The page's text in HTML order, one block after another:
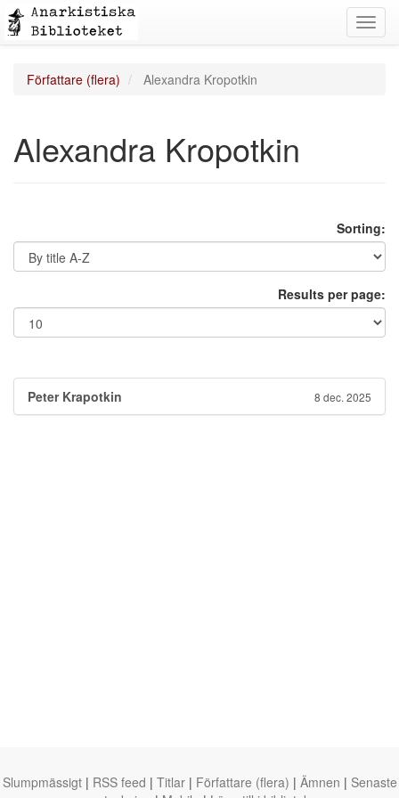
Författare (flera) Alexandra Kropotkin
Alexandra Kropotkin
Sorting:
Results per page:
Peter Krapotkin 8 dec. 2025
Slumpmässigt | RSS feed | Titlar | Författare (flera) | Ämnen | Senaste